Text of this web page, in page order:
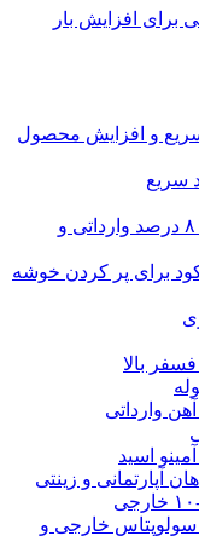
برای افزایش بار
سریع و افزایش محصول
سریع
قیمت بهترین کود گوگرد مایع ۸۰ درصد وارداتی و
برای گندم و ۷ نوع کود برای پر کردن خوشه
بالا
وارداتی
اسید
آپارتمانی و زینتی
خارجی و